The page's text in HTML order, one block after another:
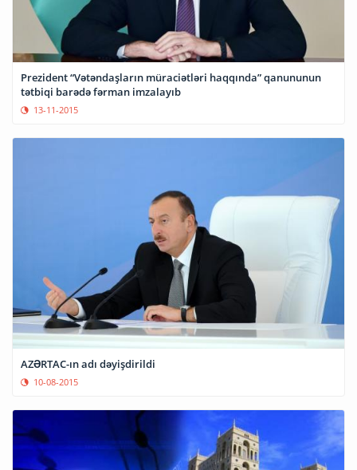
Prezident “Vətəndaşların müraciətləri haqqında” qanununun
tətbiqi barədə fərman imzalayıb
13-11-2015
AZƏRTAC-ın adı dəyişdirildi
10-08-2015